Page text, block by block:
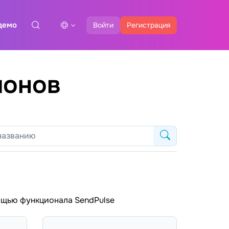
Войти Регистрация
функционала SendPulse